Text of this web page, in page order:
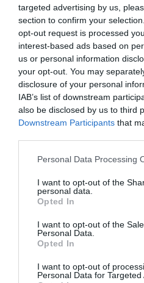
targeted advertising by us,
section to confirm your
opt-out request is processed
interest-based ads based on
us or personal information
your opt-out. You may
disclosure of your personal
IAB’s list of downstream
also be disclosed by us to third
Downstream Participants that
Personal Data Processing
I want to opt-out of the
personal data.
Opted In
I want to opt-out of the
Personal Data.
Opted In
I want to opt-out of
Personal Data for Targeted
ÚLTIMOS
RESULTADOS
RESULTADOS
CAMP